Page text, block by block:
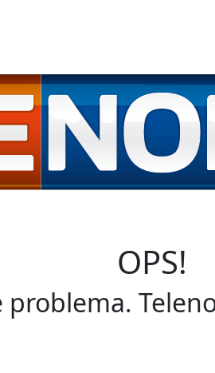
OPS!
problema.